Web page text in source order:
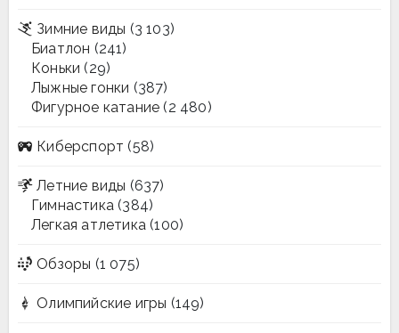
Зимние виды (3 103)
Биатлон (241)
Коньки (29)
Лыжные гонки (387)
Фигурное катание (2 480)
Киберспорт (58)
Летние виды (637)
Гимнастика (384)
Легкая атлетика (100)
Обзоры (1 075)
Олимпийские игры (149)